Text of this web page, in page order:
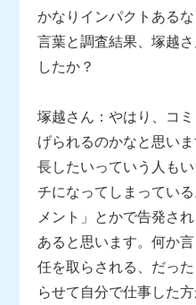
かなりインパクトある
言葉と調査結果、塚越
したか？
塚越さん：やはり、コ
げられるのかなと思い
長したいっていう人も
チになってしまってい
メント」とかで告発さ
あると思います。何か
任を取らされる、だっ
らせて自分で仕事した